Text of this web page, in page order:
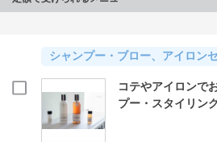
シャンプー・ブロー、アイロン
コテやアイロンで
プー・スタイリン